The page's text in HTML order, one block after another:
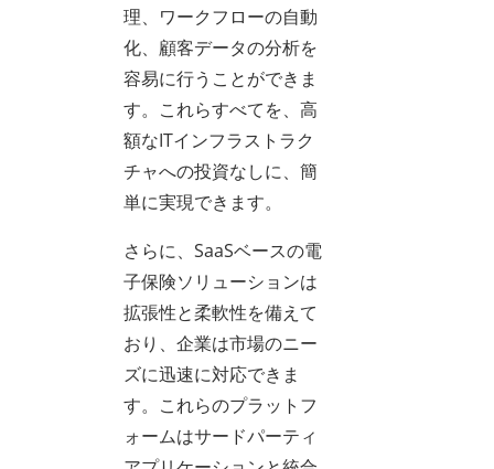
理、ワークフローの自動
化、顧客データの分析を
容易に行うことができま
す。これらすべてを、高
額なITインフラストラク
チャへの投資なしに、簡
単に実現できます。
さらに、SaaSベースの電
子保険ソリューションは
拡張性と柔軟性を備えて
おり、企業は市場のニー
ズに迅速に対応できま
す。これらのプラットフ
ォームはサードパーティ